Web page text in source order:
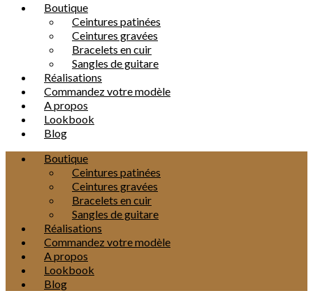
Boutique
Ceintures patinées
Ceintures gravées
Bracelets en cuir
Sangles de guitare
Réalisations
Commandez votre modèle
A propos
Lookbook
Blog
Boutique
Ceintures patinées
Ceintures gravées
Bracelets en cuir
Sangles de guitare
Réalisations
Commandez votre modèle
A propos
Lookbook
Blog